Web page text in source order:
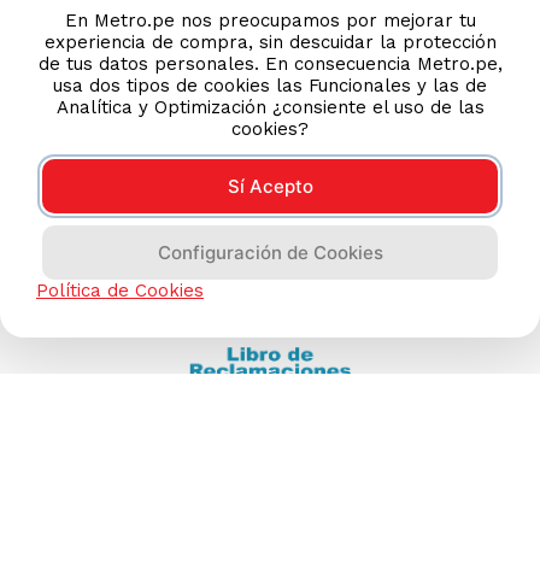
AYUDA CALLCENTER
(511) 613-8888
TIENDAS ONLINE
NOSOTROS
CONTÁCTANOS
En Metro.pe nos preocupamos por mejorar tu
experiencia de compra, sin descuidar la protección
de tus datos personales. En consecuencia Metro.pe,
usa dos tipos de cookies las Funcionales y las de
Analítica y Optimización ¿consiente el uso de las
cookies?
Sí Acepto
Configuración de Cookies
Política de Cookies